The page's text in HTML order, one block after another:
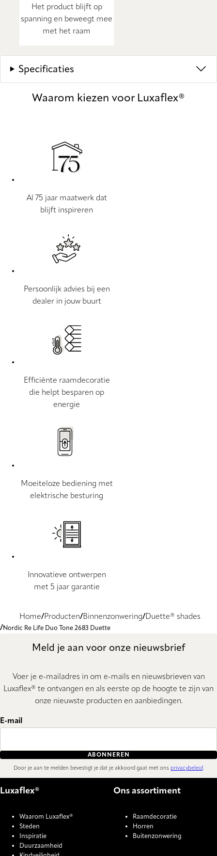
Het product blijft op
spanning en beweegt mee
met het raam
Specificaties
Waarom kiezen voor Luxaflex®
Al 75 jaar maatwerk dat
blijft inspireren
Persoonlijk advies bij een
dealer in jouw buurt
Efficiënte raamdecoratie
die helpt besparen op
energie
Moeiteloze bediening met
elektrische besturing
Innovatieve ontwerpen
met 5 jaar garantie
Home Producten Binnenzonwering Duette® shades
Nordic Re Life Duo Tone 2683 Duette
Meld je aan voor onze nieuwsbrief
Voer je e-mailadres in om e-mails en nieuwsbrieven van
Luxaflex® te ontvangen en als eerste op de hoogte te zijn van
onze nieuwste producten en aanbiedingen.
E-mail
ABONNEREN
Door je aan te melden bevestigt je dat je akkoord gaat met ons privacybeleid.
Luxaflex®
Waarom Luxaflex®
Steden
Inspiratie
Duurzaamheid
Ons assortiment
Raamdecoratie
Horren
Buitenzonwering